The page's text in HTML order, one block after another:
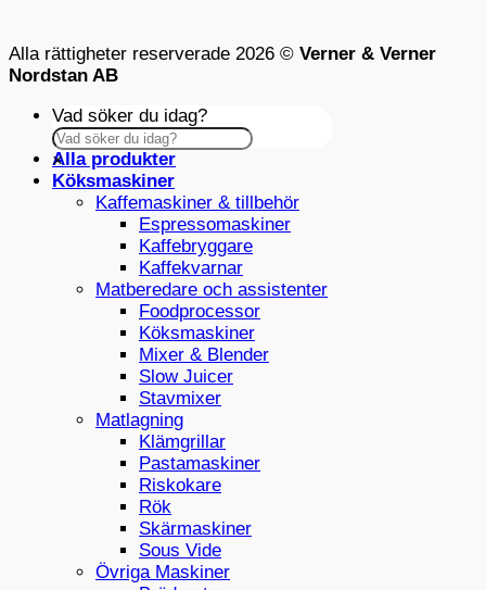
Alla rättigheter reserverade 2026 © Verner & Verner
Nordstan AB
Vad söker du idag?
×
Alla produkter
Köksmaskiner
Kaffemaskiner & tillbehör
Espressomaskiner
Kaffebryggare
Kaffekvarnar
Matberedare och assistenter
Foodprocessor
Köksmaskiner
Mixer & Blender
Slow Juicer
Stavmixer
Matlagning
Klämgrillar
Pastamaskiner
Riskokare
Rök
Skärmaskiner
Sous Vide
Övriga Maskiner